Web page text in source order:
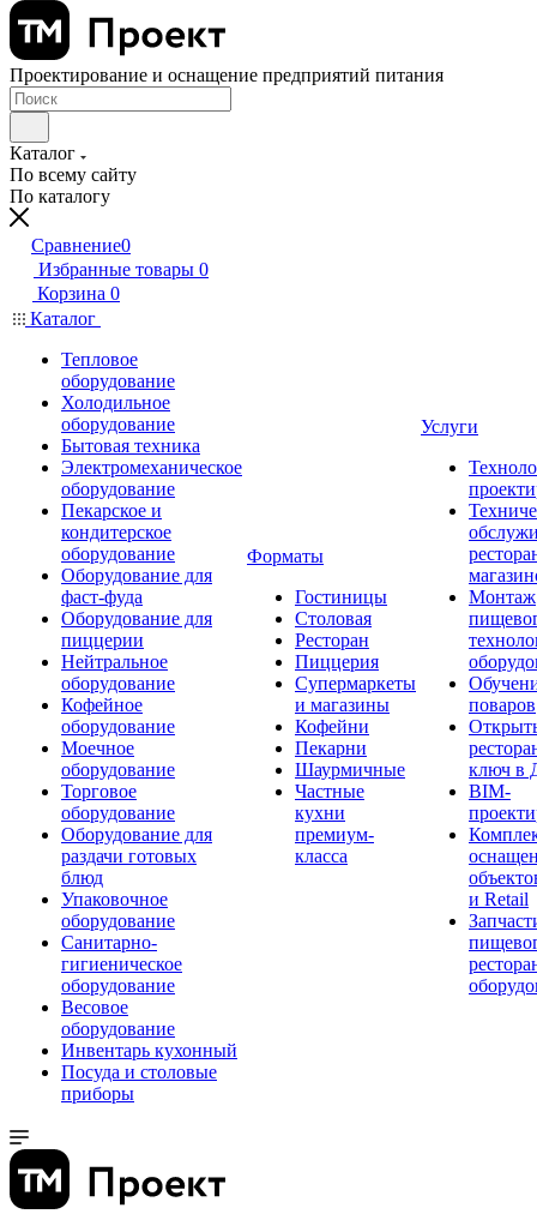
Проектирование и оснащение предприятий питания
Каталог
По всему сайту
По каталогу
Сравнение0
Избранные товары 0
Корзина 0
Каталог
Тепловое
оборудование
Холодильное
оборудование
Бытовая техника
Электромеханическое
оборудование
Пекарское и
кондитерское
оборудование
Оборудование для
фаст-фуда
Оборудование для
пиццерии
Нейтральное
оборудование
Кофейное
оборудование
Моечное
оборудование
Торговое
оборудование
Оборудование для
раздачи готовых
блюд
Упаковочное
оборудование
Санитарно-
гигиеническое
оборудование
Весовое
оборудование
Инвентарь кухонный
Посуда и столовые
приборы
Форматы
Гостиницы
Столовая
Ресторан
Пиццерия
Супермаркеты
и магазины
Кофейни
Пекарни
Шаурмичные
Частные
кухни
премиум-
класса
Услуги
Монтаж
поваров
ключ в
BIM-
и Retail